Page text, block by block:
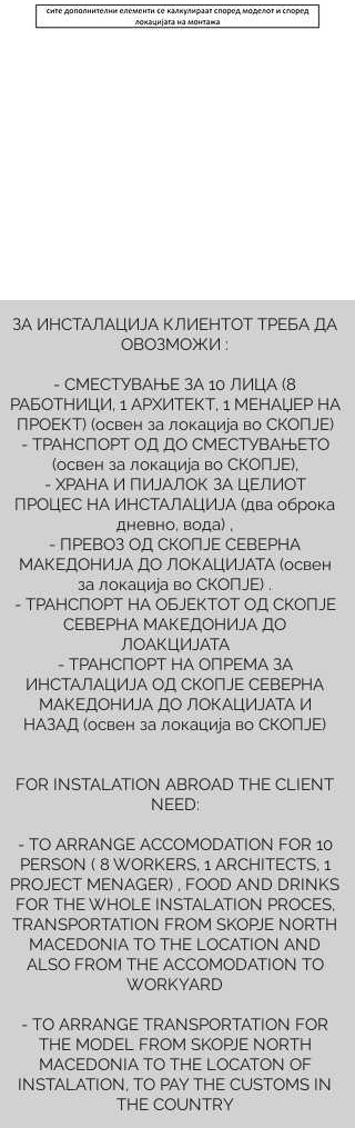
ЗА ИНСТАЛАЦИЈА КЛИЕНТОТ ТРЕБА ДА
ОВОЗМОЖИ :
- СМЕСТУВАЊЕ ЗА 10 ЛИЦА (8
РАБОТНИЦИ, 1 АРХИТЕКТ, 1 МЕНАЏЕР НА
ПРОЕКТ) (освен за локација во СКОПЈЕ)
- ТРАНСПОРТ ОД ДО СМЕСТУВАЊЕТО
(освен за локација во СКОПЈЕ),
- ХРАНА И ПИЈАЛОК ЗА ЦЕЛИОТ
ПРОЦЕС НА ИНСТАЛАЦИЈА (два оброка
дневно, вода) ,
- ПРЕВОЗ ОД СКОПЈЕ СЕВЕРНА
МАКЕДОНИЈА ДО ЛОКАЦИЈАТА (освен
за локација во СКОПЈЕ) .
- ТРАНСПОРТ НА ОБЈЕКТОТ ОД СКОПЈЕ
СЕВЕРНА МАКЕДОНИЈА ДО
ЛОАКЦИЈАТА
- ТРАНСПОРТ НА ОПРЕМА ЗА
ИНСТАЛАЦИЈА ОД СКОПЈЕ СЕВЕРНА
МАКЕДОНИЈА ДО ЛОКАЦИЈАТА И
НАЗАД (освен за локација во СКОПЈЕ)
FOR INSTALATION ABROAD THE CLIENT
NEED:
- TO ARRANGE ACCOMODATION FOR 10
PERSON ( 8 WORKERS, 1 ARCHITECTS, 1
PROJECT MENAGER) , FOOD AND DRINKS
FOR THE WHOLE INSTALATION PROCES,
TRANSPORTATION FROM SKOPJE NORTH
MACEDONIA TO THE LOCATION AND
ALSO FROM THE ACCOMODATION TO
WORKYARD
- TO ARRANGE TRANSPORTATION FOR
THE MODEL FROM SKOPJE NORTH
MACEDONIA TO THE LOCATON OF
INSTALATION, TO PAY THE CUSTOMS IN
THE COUNTRY